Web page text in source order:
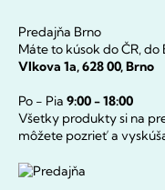
Predajňa Brno
Máte to kúsok do ČR, do
Vlkova 1a, 628 00, Brno
Po - Pia 9:00 - 18:00
Všetky produkty si na
môžete pozrieť a